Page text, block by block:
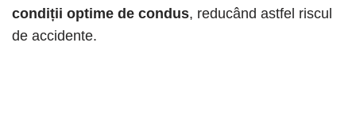
condiții optime de condus, reducând astfel riscul
de accidente.